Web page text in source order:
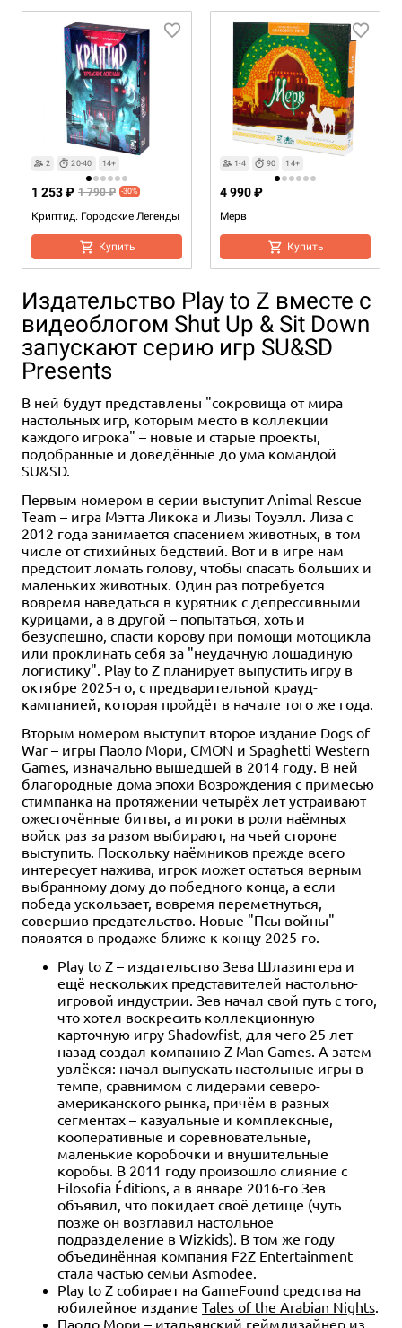
2 20-40 14+
Криптид. Городские Легенды
1 253 ₽ 1 790 ₽ -30%
Купить
1-4 90 14+
Мерв
4 990 ₽
Купить
Издательство Play to Z вместе с
видеоблогом Shut Up & Sit Down
запускают серию игр SU&SD
Presents
В ней будут представлены "сокровища от мира
настольных игр, которым место в коллекции
каждого игрока" – новые и старые проекты,
подобранные и доведённые до ума командой
SU&SD.
Первым номером в серии выступит Animal Rescue
Team – игра Мэтта Ликока и Лизы Тоуэлл. Лиза с
2012 года занимается спасением животных, в том
числе от стихийных бедствий. Вот и в игре нам
предстоит ломать голову, чтобы спасать больших и
маленьких животных. Один раз потребуется
вовремя наведаться в курятник с депрессивными
курицами, а в другой – попытаться, хоть и
безуспешно, спасти корову при помощи мотоцикла
или проклинать себя за "неудачную лошадиную
логистику". Play to Z планирует выпустить игру в
октябре 2025-го, с предварительной крауд-
кампанией, которая пройдёт в начале того же года.
Вторым номером выступит второе издание Dogs of
War – игры Паоло Мори, CMON и Spaghetti Western
Games, изначально вышедшей в 2014 году. В ней
благородные дома эпохи Возрождения с примесью
стимпанка на протяжении четырёх лет устраивают
ожесточённые битвы, а игроки в роли наёмных
войск раз за разом выбирают, на чьей стороне
выступить. Поскольку наёмников прежде всего
интересует нажива, игрок может остаться верным
выбранному дому до победного конца, а если
победа ускользает, вовремя переметнуться,
совершив предательство. Новые "Псы войны"
появятся в продаже ближе к концу 2025-го.
Play to Z – издательство Зева Шлазингера и
ещё нескольких представителей настольно-
игровой индустрии. Зев начал свой путь с того,
что хотел воскресить коллекционную
карточную игру Shadowfist, для чего 25 лет
назад создал компанию Z-Man Games. А затем
увлёкся: начал выпускать настольные игры в
темпе, сравнимом с лидерами северо-
американского рынка, причём в разных
сегментах – казуальные и комплексные,
кооперативные и соревновательные,
маленькие коробочки и внушительные
коробы. В 2011 году произошло слияние с
Filosofia Éditions, а в январе 2016-го Зев
объявил, что покидает своё детище (чуть
позже он возглавил настольное
подразделение в Wizkids). В том же году
объединённая компания F2Z Entertainment
стала частью семьи Asmodee.
Play to Z собирает на GameFound средства на
юбилейное издание Tales of the Arabian Nights
Паоло Мори – итальянский геймдизайнер из